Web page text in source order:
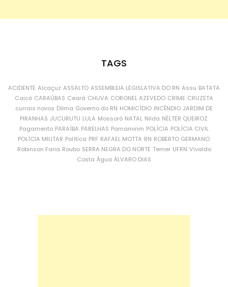
TAGS
ACIDENTE Alcaçuz ASSALTO ASSEMBLEIA LEGISLATIVA DO RN Assu BATATA
Caicó CARAÚBAS Ceará CHUVA CORONEL AZEVEDO CRIME CRUZETA
currais novos Dilma Governo do RN HOMICÍDIO INCÊNDIO JARDIM DE
PIRANHAS JUCURUTU LULA Mossoró NATAL Nilda NÉLTER QUEIROZ
Pagamento PARAÍBA PARELHAS Parnamirim POLÍCIA POLÍCIA CIVIL
POLÍCIA MILITAR Política PRF RAFAEL MOTTA RN ROBERTO GERMANO
Robinson Faria Roubo SERRA NEGRA DO NORTE Temer UFRN Vivaldo
Costa Água ÁLVARO DIAS